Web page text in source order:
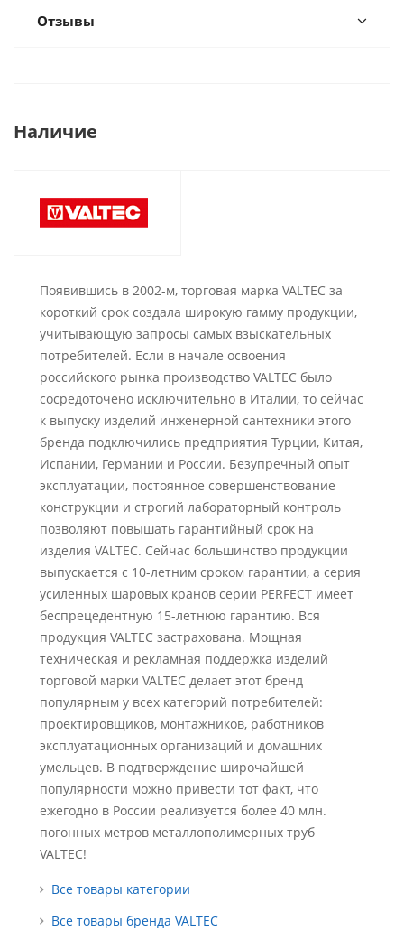
Отзывы
Наличие
Появившись в 2002-м, торговая марка VALTEC за
короткий срок создала широкую гамму продукции,
учитывающую запросы самых взыскательных
потребителей. Если в начале освоения
российского рынка производство VALTEC было
сосредоточено исключительно в Италии, то сейчас
к выпуску изделий инженерной сантехники этого
бренда подключились предприятия Турции, Китая,
Испании, Германии и России. Безупречный опыт
эксплуатации, постоянное совершенствование
конструкции и строгий лабораторный контроль
позволяют повышать гарантийный срок на
изделия VALTEC. Сейчас большинство продукции
выпускается с 10-летним сроком гарантии, а серия
усиленных шаровых кранов серии PERFECT имеет
беспрецедентную 15-летнюю гарантию. Вся
продукция VALTEC застрахована. Мощная
техническая и рекламная поддержка изделий
торговой марки VALTEC делает этот бренд
популярным у всех категорий потребителей:
проектировщиков, монтажников, работников
эксплуатационных организаций и домашних
умельцев. В подтверждение широчайшей
популярности можно привести тот факт, что
ежегодно в России реализуется более 40 млн.
погонных метров металлополимерных труб
VALTEC!
Все товары категории
Все товары бренда VALTEC